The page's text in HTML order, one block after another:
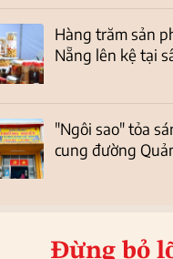
Hàng trăm sản
Nẵng lên kệ tại
"Ngôi sao" tỏa
cung đường
Đừng bỏ